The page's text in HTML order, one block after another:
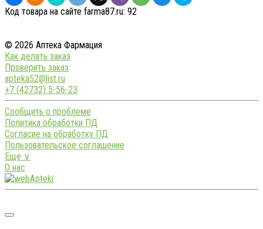
Код товара на сайте farma87.ru: 92
© 2026 Аптека Фармация
Как делать заказ
Проверить заказ
apteka52@list.ru
+7 (42732) 5-56-23
Сообщить о проблеме
Политика обработки ПД
Согласие на обработку ПД
Пользовательское соглашение
Еще ∨
О нас